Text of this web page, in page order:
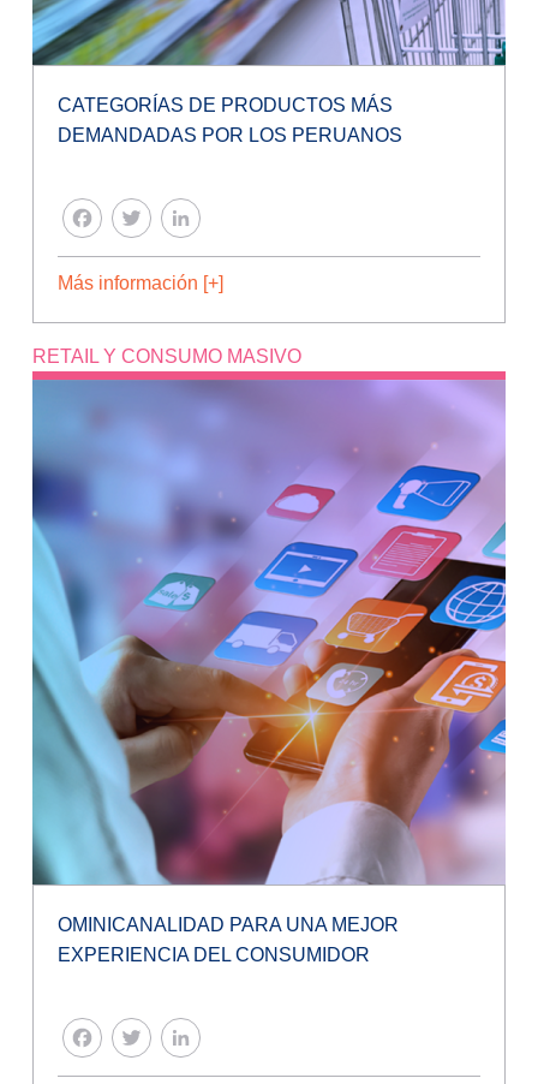
CATEGORÍAS DE PRODUCTOS MÁS
DEMANDADAS POR LOS PERUANOS
FACEBOOK
TWITTER
Más información [+]
RETAIL Y CONSUMO MASIVO
OMINICANALIDAD PARA UNA MEJOR
EXPERIENCIA DEL CONSUMIDOR
FACEBOOK
TWITTER